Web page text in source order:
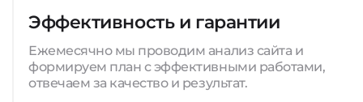
Эффективность и гарантии
Ежемесячно мы проводим анализ сайта и
формируем план с эффективными работами,
отвечаем за качество и результат.